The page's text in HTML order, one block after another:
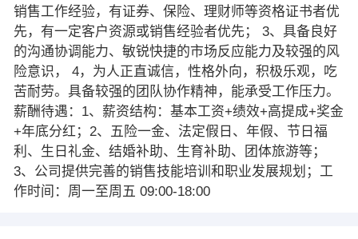
销售工作经验，有证券、保险、理财师等资格证书者优
先，有一定客户资源或销售经验者优先； 3、具备良好
的沟通协调能力、敏锐快捷的市场反应能力及较强的风
险意识， 4，为人正直诚信，性格外向，积极乐观，吃
苦耐劳。具备较强的团队协作精神，能承受工作压力。
薪酬待遇：1、薪资结构：基本工资+绩效+高提成+奖金
+年底分红；2、五险一金、法定假日、年假、节日福
利、生日礼金、结婚补助、生育补助、团体旅游等；
3、公司提供完善的销售技能培训和职业发展规划；工
作时间：周一至周五 09:00-18:00